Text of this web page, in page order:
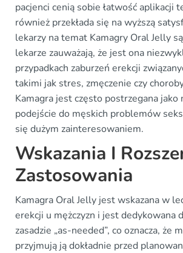
pacjenci cenią sobie łatwość aplikacji
również przekłada się na wyższą
lekarzy na temat Kamagry Oral Jelly
lekarze zauważają, że jest ona
przypadkach zaburzeń erekcji
takimi jak stres, zmęczenie czy
Kamagra jest często postrzegana jako
podejście do męskich problemów
się dużym zainteresowaniem.
Wskazania I
Zastosowania
Kamagra Oral Jelly jest wskazana w
erekcji u mężczyzn i jest dedykowana
zasadzie „as-needed”, co oznacza, że
przyjmują ją dokładnie przed